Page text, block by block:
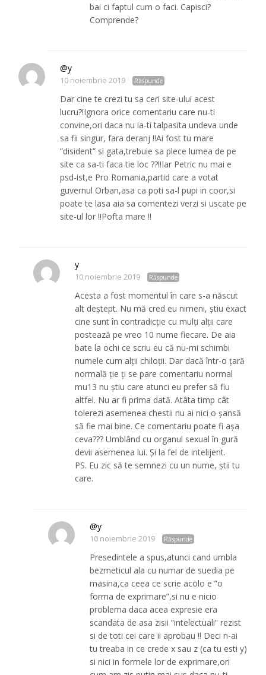
bai ci faptul cum o faci. Capisci?
Comprende?
@y
10 noiembrie 2019 Răspunde
Dar cine te crezi tu sa ceri site-ului acest
lucru?!Ignora orice comentariu care nu-ti
convine,ori daca nu ia-ti talpasita undeva unde
sa fii singur, fara deranj !!Ai fost tu mare
”disident” si gata,trebuie sa plece lumea de pe
site ca sa-ti faca tie loc ??!!Iar Petric nu mai e
psd-ist,e Pro Romania,partid care a votat
guvernul Orban,asa ca poti sa-l pupi in coor,si
poate te lasa aia sa comentezi verzi si uscate pe
site-ul lor !!Pofta mare !!
y
10 noiembrie 2019 Răspunde
Acesta a fost momentul în care s-a născut
alt deștept. Nu mă cred eu nimeni, știu exact
cine sunt în contradicție cu mulți alții care
postează pe vreo 10 nume fiecare. De aia
bate la ochi ce scriu eu că nu-mi schimbi
numele cum alții chiloții. Dar dacă într-o țară
normală ție ți se pare comentariu normal
mu13 nu știu care atunci eu prefer să fiu
altfel. Nu ar fi prima dată. Atâta timp cât
tolerezi asemenea chestii nu ai nici o șansă
să fie mai bine. Ce comentariu poate fi așa
ceva??? Umblând cu organul sexual în gură
devii asemenea lui. Și la fel de intelijent.
PS. Eu zic să te semnezi cu un nume, știi tu
care.
@y
10 noiembrie 2019 Răspunde
Presedintele a spus,atunci cand umbla
bezmeticul ala cu numar de suedia pe
masina,ca ceea ce scrie acolo e ”o
forma de exprimare”,si nu e nicio
problema daca acea expresie era
scandata de asa zisii ”intelectuali” rezist
si de toti cei care ii aprobau !! Deci n-ai
tu treaba in ce crede x sau z (ca tu esti y)
si nici in formele lor de exprimare,ori